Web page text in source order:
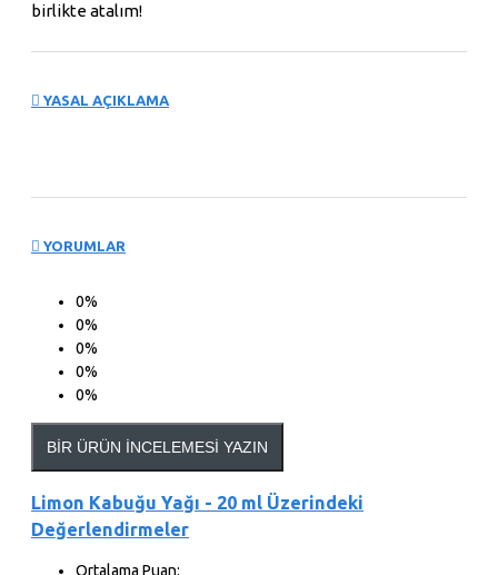
birlikte atalım!
YASAL AÇIKLAMA
YORUMLAR
0%
0%
0%
0%
0%
BIR ÜRÜN İNCELEMESI YAZIN
Limon Kabuğu Yağı - 20 ml Üzerindeki
Değerlendirmeler
Ortalama Puan: